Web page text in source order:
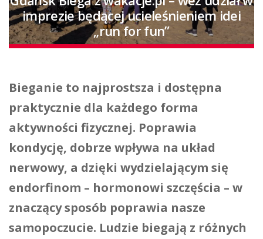
imprezie będącej ucieleśnieniem idei
„run for fun”
Bieganie to najprostsza i dostępna
praktycznie dla każdego forma
aktywności fizycznej. Poprawia
kondycję, dobrze wpływa na układ
nerwowy, a dzięki wydzielającym się
endorfinom – hormonowi szczęścia – w
znaczący sposób poprawia nasze
samopoczucie. Ludzie biegają z różnych